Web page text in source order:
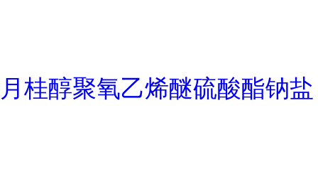
月桂醇聚氧乙烯醚硫酸酯钠盐